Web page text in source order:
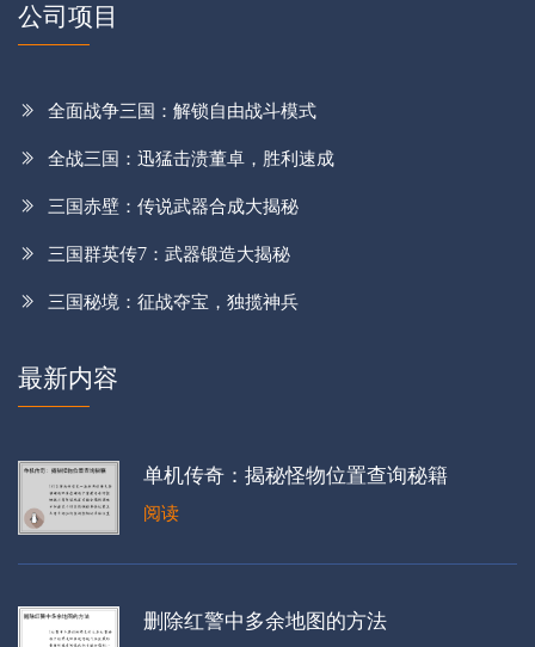
公司项目
全面战争三国：解锁自由战斗模式
全战三国：迅猛击溃董卓，胜利速成
三国赤壁：传说武器合成大揭秘
三国群英传7：武器锻造大揭秘
三国秘境：征战夺宝，独揽神兵
最新内容
单机传奇：揭秘怪物位置查询秘籍
阅读
删除红警中多余地图的方法